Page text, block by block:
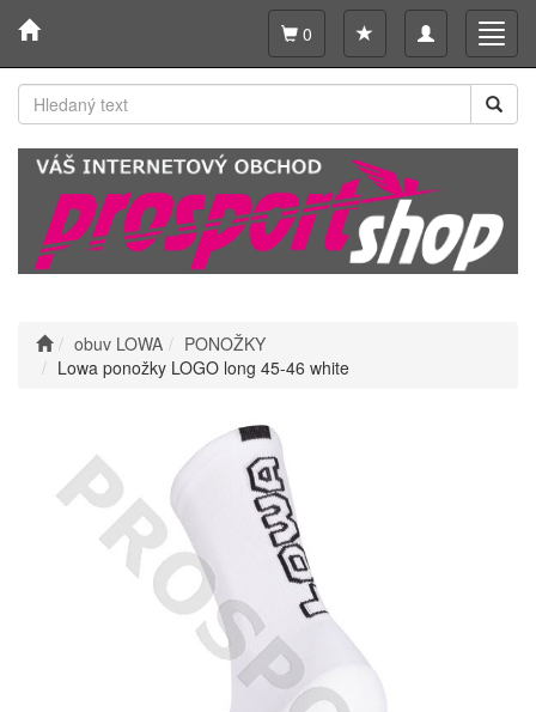
Toggle
navigation
0
obuv LOWA
PONOŽKY
Lowa ponožky LOGO long 45-46 white